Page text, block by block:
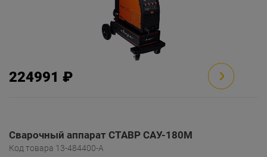
224991 ₽
Сварочный аппарат СТАВР САУ-180М
Код товара 13-484400-A